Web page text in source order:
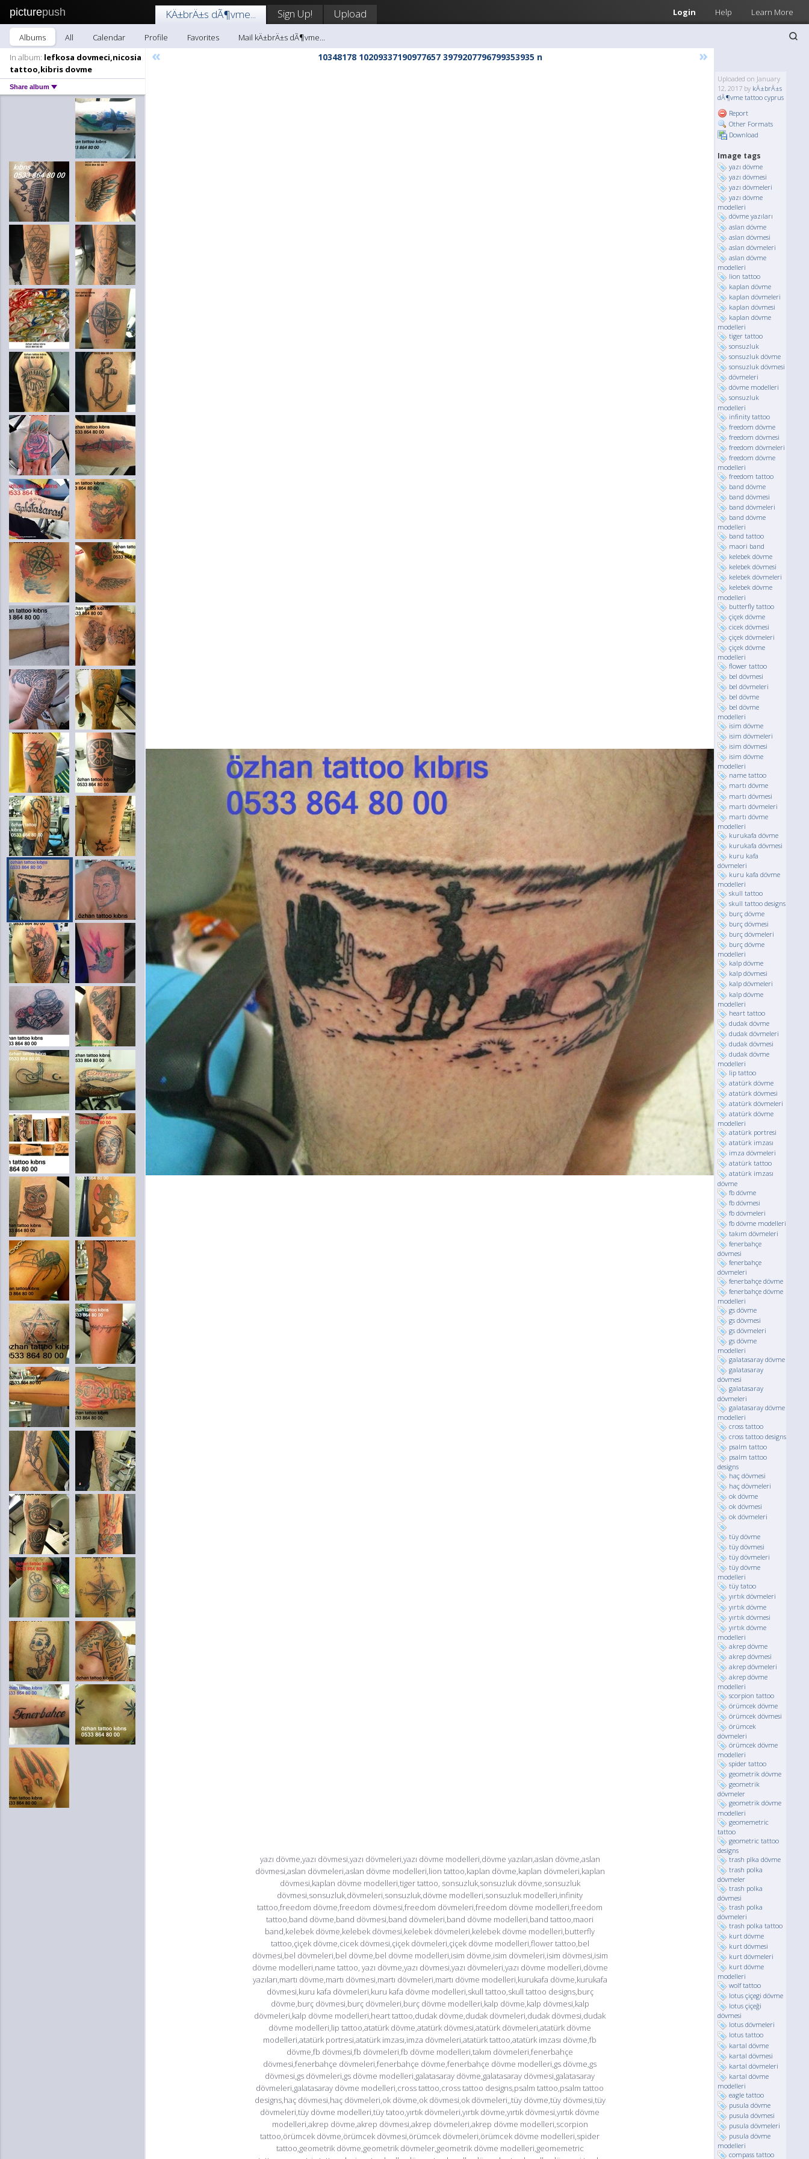
picturepush Login Help Learn More
KÄ±brÄ±s dÃ¶vme... Sign Up! Upload
Albums All Calendar Profile Favorites
Mail kÄ±brÄ±s dÃ¶vme...
In album: lefkosa dovmeci,nicosia
tattoo,kibris dovme
Share album
« 10348178 10209337190977657 3979207796799353935 n »
yazı dövme,yazı dövmesi,yazı dövmeleri,yazı dövme modelleri,dövme yazıları,aslan dövme,aslan
dövmesi,aslan dövmeleri,aslan dövme modelleri,lion tattoo,kaplan dövme,kaplan dövmeleri,kaplan
dövmesi,kaplan dövme modelleri,tiger tattoo, sonsuzluk,sonsuzluk dövme,sonsuzluk
dövmesi,sonsuzluk,dövmeleri,sonsuzluk,dövme modelleri,sonsuzluk modelleri,infinity
tattoo,freedom dövme,freedom dövmesi,freedom dövmeleri,freedom dövme modelleri,freedom
tattoo,band dövme,band dövmesi,band dövmeleri,band dövme modelleri,band tattoo,maori
band,kelebek dövme,kelebek dövmesi,kelebek dövmeleri,kelebek dövme modelleri,butterfly
tattoo,çiçek dövme,cicek dövmesi,çiçek dövmeleri,çiçek dövme modelleri,flower tattoo,bel
dövmesi,bel dövmeleri,bel dövme,bel dövme modelleri,isim dövme,isim dövmeleri,isim dövmesi,isim
dövme modelleri,name tattoo, yazı dövme,yazı dövmesi,yazı dövmeleri,yazı dövme modelleri,dövme
yazıları,martı dövme,martı dövmesi,martı dövmeleri,martı dövme modelleri,kurukafa dövme,kurukafa
dövmesi,kuru kafa dövmeleri,kuru kafa dövme modelleri,skull tattoo,skull tattoo designs,burç
dövme,burç dövmesi,burç dövmeleri,burç dövme modelleri,kalp dövme,kalp dövmesi,kalp
dövmeleri,kalp dövme modelleri,heart tattoo,dudak dövme,dudak dövmeleri,dudak dövmesi,dudak
dövme modelleri,lip tattoo,atatürk dövme,atatürk dövmesi,atatürk dövmeleri,atatürk dövme
modelleri,atatürk portresi,atatürk imzası,imza dövmeleri,atatürk tattoo,atatürk imzası dövme,fb
dövme,fb dövmesi,fb dövmeleri,fb dövme modelleri,takım dövmeleri,fenerbahçe
dövmesi,fenerbahçe dövmeleri,fenerbahçe dövme,fenerbahçe dövme modelleri,gs dövme,gs
dövmesi,gs dövmeleri,gs dövme modelleri,galatasaray dövme,galatasaray dövmesi,galatasaray
dövmeleri,galatasaray dövme modelleri,cross tattoo,cross tattoo designs,psalm tattoo,psalm tattoo
designs,haç dövmesi,haç dövmeleri,ok dövme,ok dövmesi,ok dövmeleri,,tüy dövme,tüy dövmesi,tüy
dövmeleri,tüy dövme modelleri,tüy tatoo,yırtık dövmeleri,yırtık dövme,yırtık dövmesi,yırtık dövme
modelleri,akrep dövme,akrep dövmesi,akrep dövmeleri,akrep dövme modelleri,scorpion
tattoo,örümcek dövme,örümcek dövmesi,örümcek dövmeleri,örümcek dövme modelleri,spider
tattoo,geometrik dövme,geometrik dövmeler,geometrik dövme modelleri,geomemetric
Uploaded on January
12, 2017 by kÄ±brÄ±s
dÃ¶vme tattoo cyprus
Report
Other Formats
Download
Image tags
yazı dövme
yazı dövmesi
yazı dövmeleri
yazı dövme
modelleri
dövme yazıları
aslan dövme
aslan dövmesi
aslan dövmeleri
aslan dövme
modelleri
lion tattoo
kaplan dövme
kaplan dövmeleri
kaplan dövmesi
kaplan dövme
modelleri
tiger tattoo
sonsuzluk
sonsuzluk dövme
sonsuzluk dövmesi
dövmeleri
dövme modelleri
sonsuzluk
modelleri
infinity tattoo
freedom dövme
freedom dövmesi
freedom dövmeleri
freedom dövme
modelleri
freedom tattoo
band dövme
band dövmesi
band dövmeleri
band dövme
modelleri
band tattoo
maori band
kelebek dövme
kelebek dövmesi
kelebek dövmeleri
kelebek dövme
modelleri
butterfly tattoo
çiçek dövme
cicek dövmesi
çiçek dövmeleri
çiçek dövme
modelleri
flower tattoo
bel dövmesi
bel dövmeleri
bel dövme
bel dövme
modelleri
isim dövme
isim dövmeleri
isim dövmesi
isim dövme
modelleri
name tattoo
martı dövme
martı dövmesi
martı dövmeleri
martı dövme
modelleri
kurukafa dövme
kurukafa dövmesi
kuru kafa
dövmeleri
kuru kafa dövme
modelleri
skull tattoo
skull tattoo designs
burç dövme
burç dövmesi
burç dövmeleri
burç dövme
modelleri
kalp dövme
kalp dövmesi
kalp dövmeleri
kalp dövme
modelleri
heart tattoo
dudak dövme
dudak dövmeleri
dudak dövmesi
dudak dövme
modelleri
lip tattoo
atatürk dövme
atatürk dövmesi
atatürk dövmeleri
atatürk dövme
modelleri
atatürk portresi
atatürk imzası
imza dövmeleri
atatürk tattoo
atatürk imzası
dövme
fb dövme
fb dövmesi
fb dövmeleri
fb dövme modelleri
takım dövmeleri
fenerbahçe
dövmesi
fenerbahçe
dövmeleri
fenerbahçe dövme
fenerbahçe dövme
modelleri
gs dövme
gs dövmesi
gs dövmeleri
gs dövme
modelleri
galatasaray dövme
galatasaray
dövmesi
galatasaray
dövmeleri
galatasaray dövme
modelleri
cross tattoo
cross tattoo designs
psalm tattoo
psalm tattoo
designs
haç dövmesi
haç dövmeleri
ok dövme
ok dövmesi
ok dövmeleri
tüy dövme
tüy dövmesi
tüy dövmeleri
tüy dövme
modelleri
tüy tatoo
yırtık dövmeleri
yırtık dövme
yırtık dövmesi
yırtık dövme
modelleri
akrep dövme
akrep dövmesi
akrep dövmeleri
akrep dövme
modelleri
scorpion tattoo
örümcek dövme
örümcek dövmesi
örümcek
dövmeleri
örümcek dövme
modelleri
spider tattoo
geometrik dövme
geometrik
dövmeler
geometrik dövme
modelleri
geomemetric
tattoo
geometric tattoo
designs
trash plka dövme
trash polka
dövmeler
trash polka
dövmesi
trash polka
dövmeleri
trash polka tattoo
kurt dövme
kurt dövmesi
kurt dövmeleri
kurt dövme
modelleri
wolf tattoo
lotus çiçegi dövme
lotus çiçeği
dövmesi
lotus dövmeleri
lotus tattoo
kartal dövme
kartal dövmesi
kartal dövmeleri
kartal dövme
modelleri
eagle tattoo
pusula dövme
pusula dövmesi
pusula dövmeleri
pusula dövme
modelleri
compass tattoo